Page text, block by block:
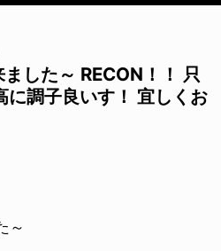
した～ RECON！！ 只
に調子良いす！ 宜しくお
～